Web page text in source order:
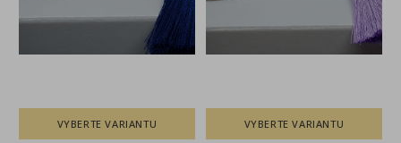
VYBERTE VARIANTU VYBERTE VARIANTU